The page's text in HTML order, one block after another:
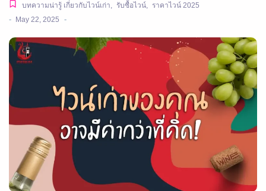
บทความน่ารู้ เกี่ยวกับไวน์เก่า, รับซื้อไวน์, ราคาไวน์ 2025
- May 22, 2025 -